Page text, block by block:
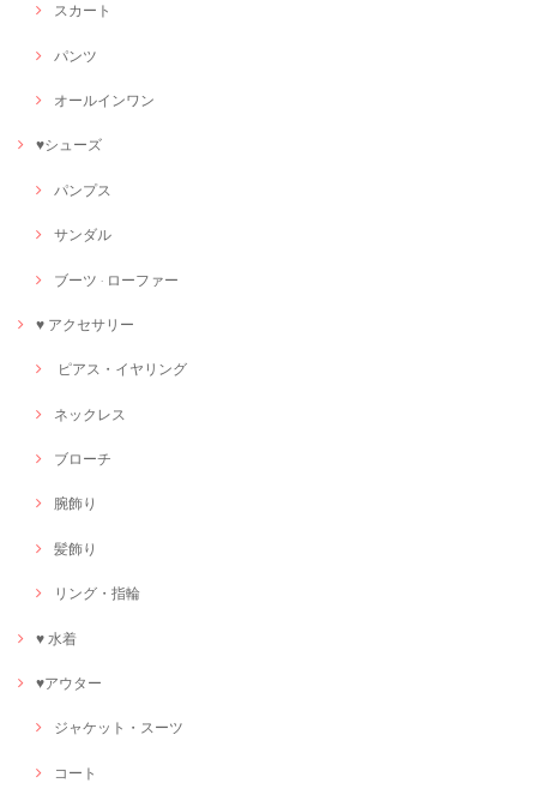
スカート
パンツ
オールインワン
♥シューズ
パンプス
サンダル
ブーツ · ローファー
♥ アクセサリー
ピアス・イヤリング
ネックレス
ブローチ
腕飾り
髪飾り
リング・指輪
♥ 水着
♥アウター
ジャケット・スーツ
コート